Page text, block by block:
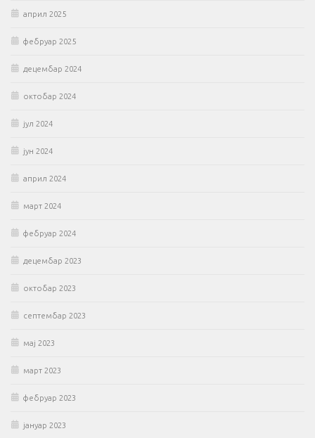
април 2025
фебруар 2025
децембар 2024
октобар 2024
јул 2024
јун 2024
април 2024
март 2024
фебруар 2024
децембар 2023
октобар 2023
септембар 2023
мај 2023
март 2023
фебруар 2023
јануар 2023